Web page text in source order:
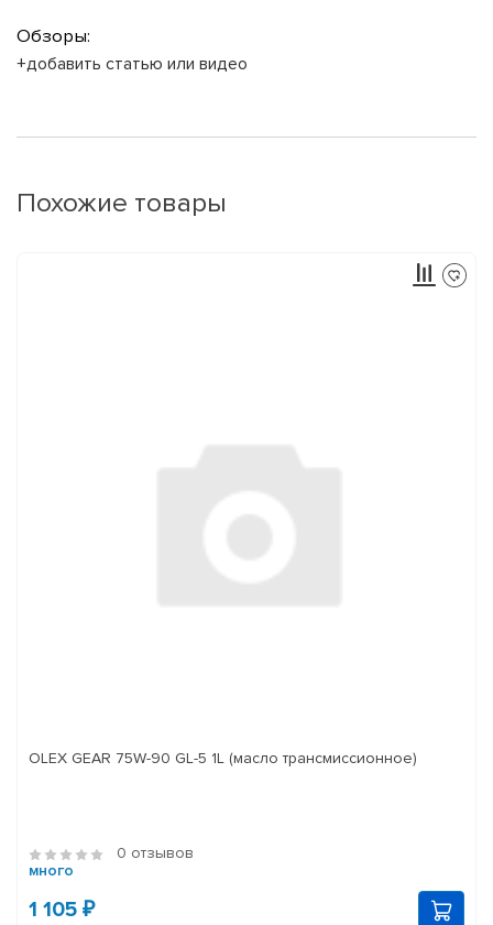
Обзоры:
+добавить статью или видео
Похожие товары
OLEX GEAR 75W-90 GL-5 1L (масло трансмиссионное)
0 отзывов
много
1 105 ₽